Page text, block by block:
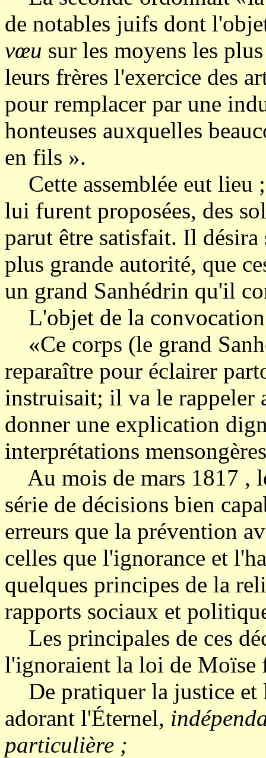
de notables juifs dont
vœu sur les moyens les
leurs frères l'exercice des
pour remplacer par une
honteuses auxquelles
en fils ».
Cette assemblée eut lieu
lui furent proposées, des
parut être satisfait. Il
plus grande autorité, que
un grand Sanhédrin qu'il
L'objet de la
«Ce corps (le grand
reparaître pour éclairer
instruisait; il va le rappeler
donner une explication
interprétations
Au mois de mars 1817 ,
série de décisions bien
erreurs que la prévention
celles que l'ignorance et
quelques principes de la
rapports sociaux et
Les principales de ces
l'ignoraient la loi de Moïse
De pratiquer la justice et
adorant l'Éternel,
particulière ;